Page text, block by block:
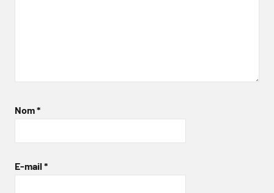
Nom*
E-mail *